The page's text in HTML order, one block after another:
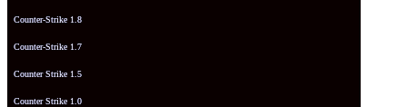
Counter-Strike 1.8
Counter-Strike 1.7
Counter Strike 1.5
Counter Strike 1.0